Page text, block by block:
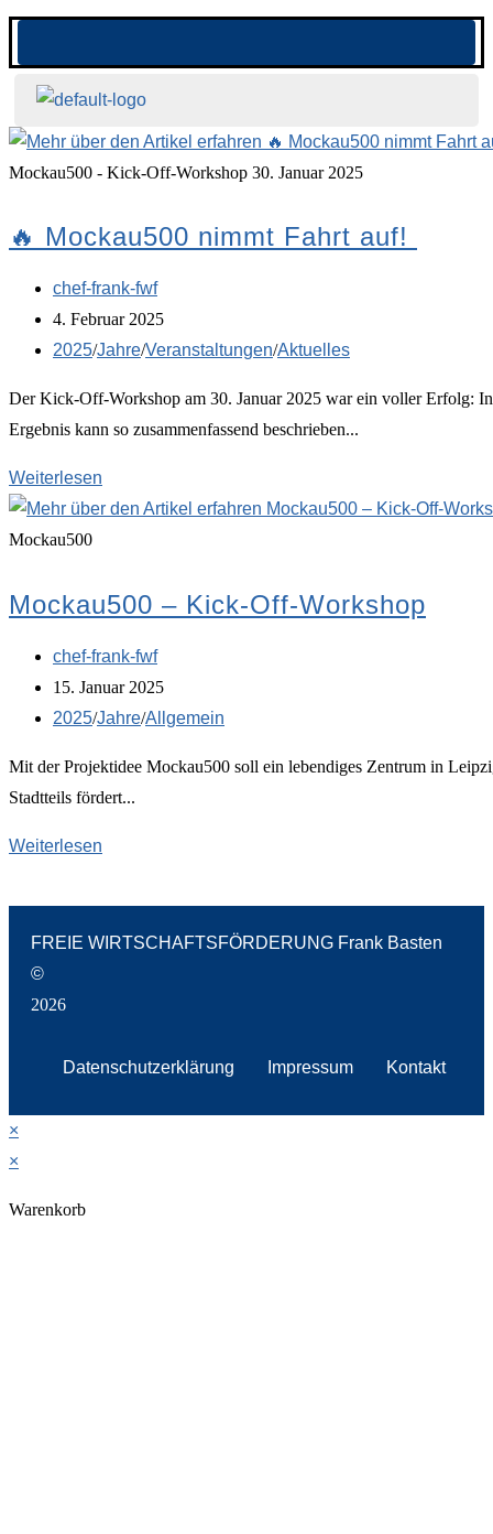
Mockau500 - Kick-Off-Workshop 30. Januar 2025
🔥 Mockau500 nimmt Fahrt auf!
chef-frank-fwf
4. Februar 2025
2025/Jahre/Veranstaltungen/Aktuelles
Der Kick-Off-Workshop am 30. Januar 2025 war ein voller Erfolg:
Ergebnis kann so zusammenfassend beschrieben...
Weiterlesen
Mockau500
Mockau500 – Kick-Off-Workshop
chef-frank-fwf
15. Januar 2025
2025/Jahre/Allgemein
Mit der Projektidee Mockau500 soll ein lebendiges Zentrum in
Stadtteils fördert...
Weiterlesen
FREIE WIRTSCHAFTSFÖRDERUNG Frank Basten
©
2026
Datenschutzerklärung Impressum Kontakt
×
×
Warenkorb